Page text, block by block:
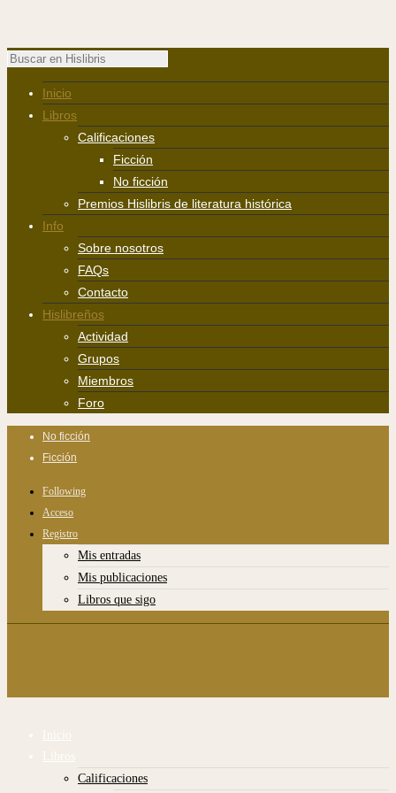
Inicio
Libros
Calificaciones
Ficción
No ficción
Premios Hislibris de literatura histórica
Info
Sobre nosotros
FAQs
Contacto
Hislibreños
Actividad
Grupos
Miembros
Foro
No ficción
Ficción
Following
Acceso
Registro
Mis entradas
Mis publicaciones
Libros que sigo
Inicio
Libros
Calificaciones